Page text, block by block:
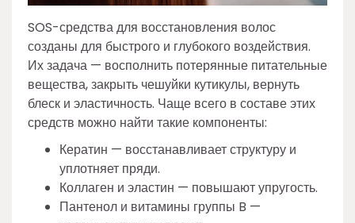
SOS-средства для восстановления волос
созданы для быстрого и глубокого воздействия.
Их задача — восполнить потерянные питательные
вещества, закрыть чешуйки кутикулы, вернуть
блеск и эластичность. Чаще всего в составе этих
средств можно найти такие компоненты:
Кератин — восстанавливает структуру и
уплотняет пряди.
Коллаген и эластин — повышают упругость.
Пантенол и витамины группы B —